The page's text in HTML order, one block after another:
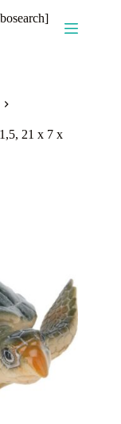
21 x 7 x